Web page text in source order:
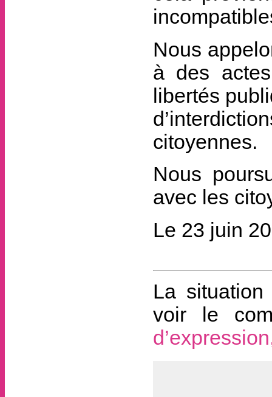
Nous
à des
libertés
citoyennes.
Nous
avec les
Le 23 juin
La situation
voir le